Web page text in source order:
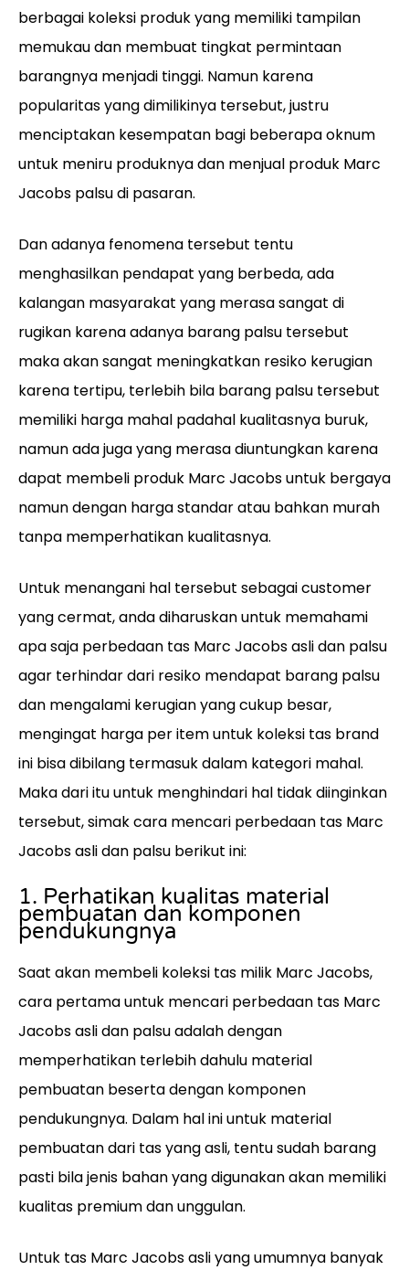
berbagai koleksi produk yang memiliki tampilan
memukau dan membuat tingkat permintaan
barangnya menjadi tinggi. Namun karena
popularitas yang dimilikinya tersebut, justru
menciptakan kesempatan bagi beberapa oknum
untuk meniru produknya dan menjual produk Marc
Jacobs palsu di pasaran.
Dan adanya fenomena tersebut tentu
menghasilkan pendapat yang berbeda, ada
kalangan masyarakat yang merasa sangat di
rugikan karena adanya barang palsu tersebut
maka akan sangat meningkatkan resiko kerugian
karena tertipu, terlebih bila barang palsu tersebut
memiliki harga mahal padahal kualitasnya buruk,
namun ada juga yang merasa diuntungkan karena
dapat membeli produk Marc Jacobs untuk bergaya
namun dengan harga standar atau bahkan murah
tanpa memperhatikan kualitasnya.
Untuk menangani hal tersebut sebagai customer
yang cermat, anda diharuskan untuk memahami
apa saja perbedaan tas Marc Jacobs asli dan palsu
agar terhindar dari resiko mendapat barang palsu
dan mengalami kerugian yang cukup besar,
mengingat harga per item untuk koleksi tas brand
ini bisa dibilang termasuk dalam kategori mahal.
Maka dari itu untuk menghindari hal tidak diinginkan
tersebut, simak cara mencari perbedaan tas Marc
Jacobs asli dan palsu berikut ini:
1. Perhatikan kualitas material
pembuatan dan komponen
pendukungnya
Saat akan membeli koleksi tas milik Marc Jacobs,
cara pertama untuk mencari perbedaan tas Marc
Jacobs asli dan palsu adalah dengan
memperhatikan terlebih dahulu material
pembuatan beserta dengan komponen
pendukungnya. Dalam hal ini untuk material
pembuatan dari tas yang asli, tentu sudah barang
pasti bila jenis bahan yang digunakan akan memiliki
kualitas premium dan unggulan.
Untuk tas Marc Jacobs asli yang umumnya banyak